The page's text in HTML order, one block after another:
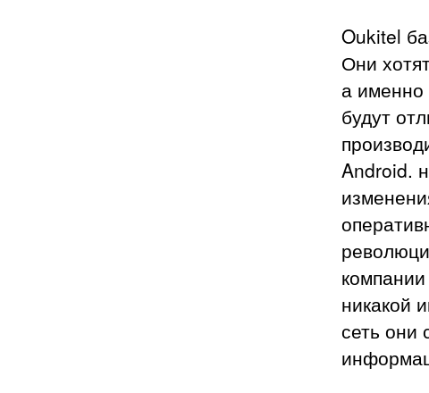
Oukitel
Они
а
будут
Android.
никакой
сеть они